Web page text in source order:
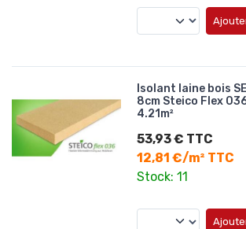
Isolant laine bois
8cm Steico Flex
4.21m²
53,93 € TTC
12,81 €/m² TTC
Stock: 11